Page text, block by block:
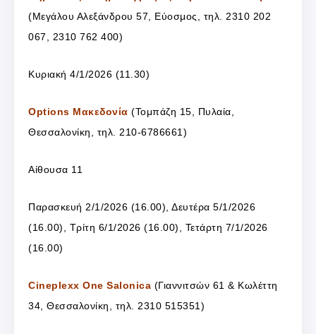
(Μεγάλου Αλεξάνδρου 57, Εύοσμος, τηλ. 2310 202
067, 2310 762 400)
Κυριακή 4/1/2026 (11.30)
Options Μακεδονία (Τομπάζη 15, Πυλαία,
Θεσσαλονίκη, τηλ. 210-6786661)
Αίθουσα 11
Παρασκευή 2/1/2026 (16.00), Δευτέρα 5/1/2026
(16.00), Τρίτη 6/1/2026 (16.00), Τετάρτη 7/1/2026
(16.00)
Cineplexx One Salonica (Γιαννιτσών 61 & Κωλέττη
34, Θεσσαλονίκη, τηλ. 2310 515351)